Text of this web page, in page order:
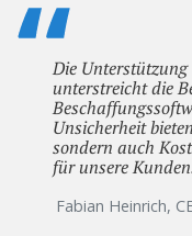
Die
unterstreicht die
Unsicherheit
sondern auch
für unsere
Fabian Heinrich,